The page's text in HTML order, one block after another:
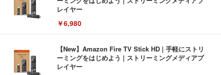
レイヤー
￥6,980
【New】Amazon Fire TV Stick HD | 手軽にストリ
ーミングをはじめよう | ストリーミングメディアプ
レイヤー